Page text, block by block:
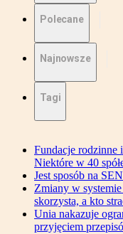
Polecane
Najnowsze
Tagi
Fundacje rodzinne
Niektóre w 40
Jest sposób na
Zmiany w
skorzysta, a kto
Unia nakazuje
przyjęciem